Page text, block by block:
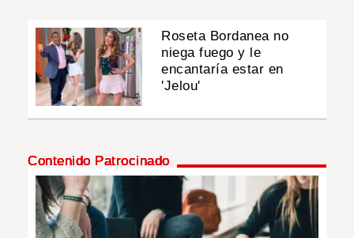
Roseta Bordanea no
niega fuego y le
encantaría estar en
'Jelou'
Contenido Patrocinado